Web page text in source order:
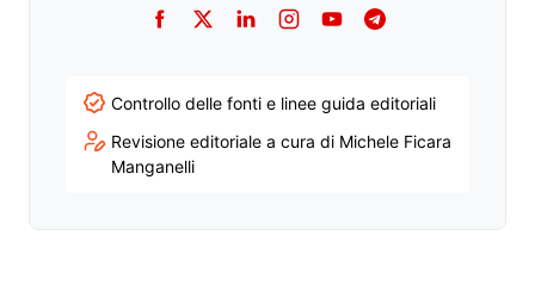
Facebook
TwitterLinkedInInstagram
YouTubeTelegram
Controllo delle fonti e linee guida editoriali
Revisione editoriale a cura di Michele Ficara
Manganelli